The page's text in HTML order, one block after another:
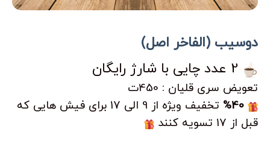
دوسیب (الفاخر اصل)
تعویض سری قلیان : 450ت
%40
تخفیف ویژه از 9 الی 17 برای فیش هایی که
قبل از 17 تسویه کنند